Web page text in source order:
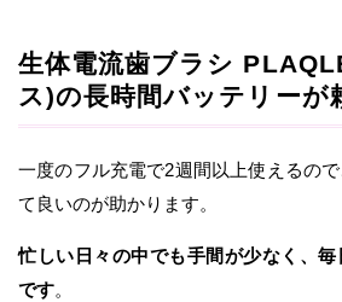
生体電流歯ブラシ
ス)の長時間バッテリーが
一度のフル充電で2週間以上使えるの
て良いのが助かります。
忙しい日々の中でも手間が少なく、
です。